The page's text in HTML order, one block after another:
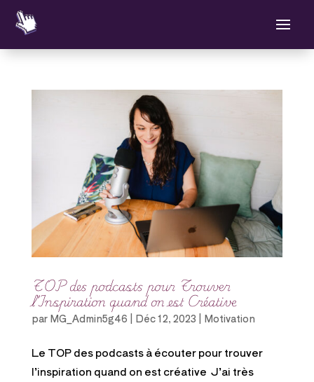
TOP des podcasts pour Trouver
l’Inspiration quand on est Créative
par MG_Admin5g46 Déc 12, 2023 Motivation
Le TOP des podcasts à écouter pour trouver
l’inspiration quand on est créative J’ai très